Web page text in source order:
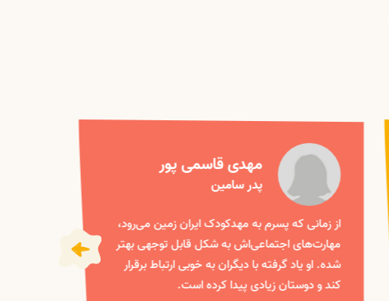
مهدی قاسمی پور
پدر سامین
از زمانی که پسرم به مهدکودک ایران زمین می‌رود،
مهارت‌های اجتماعی‌اش به شکل قابل توجهی بهتر
شده. او یاد گرفته با دیگران به خوبی ارتباط برقرار
کند و دوستان زیادی پیدا کرده است.